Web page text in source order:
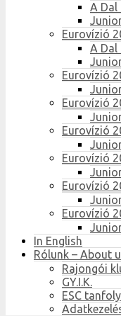
A Dal
Eurovízió
A Dal
Eurovízió
Eurovízió
Eurovízió
Eurovízió
Eurovízió
Eurovízió
In English
Rólunk – About
Rajongói
GY.I.K.
ESC